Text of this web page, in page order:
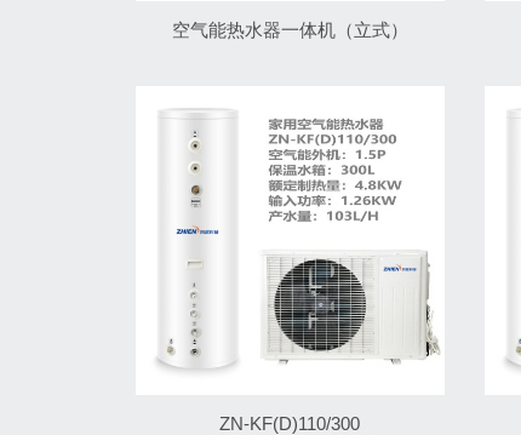
空气能热水器一体机（立式）
ZN-KF(D)110/300